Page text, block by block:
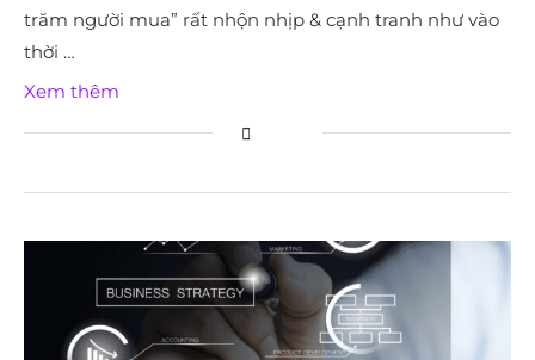
trăm người mua” rất nhộn nhịp & cạnh tranh như vào
thời …
Xem thêm